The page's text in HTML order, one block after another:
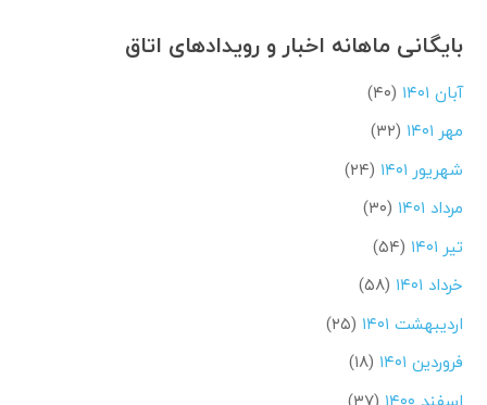
بایگانی ماهانه اخبار و رویدادهای اتاق
آبان ۱۴۰۱
(۴۰)
مهر ۱۴۰۱
(۳۲)
شهریور ۱۴۰۱
(۲۴)
مرداد ۱۴۰۱
(۳۰)
تیر ۱۴۰۱
(۵۴)
خرداد ۱۴۰۱
(۵۸)
اردیبهشت ۱۴۰۱
(۲۵)
فروردین ۱۴۰۱
(۱۸)